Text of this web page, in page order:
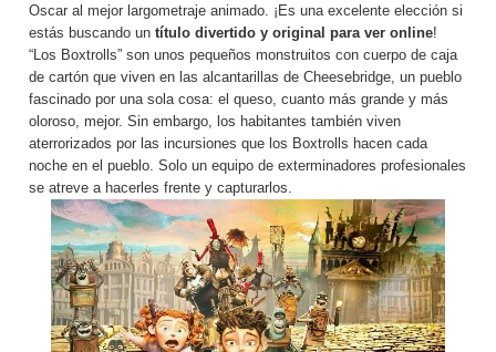
Oscar al mejor largometraje animado. ¡Es una excelente elección si
estás buscando un título divertido y original para ver online!
“Los Boxtrolls” son unos pequeños monstruitos con cuerpo de caja
de cartón que viven en las alcantarillas de Cheesebridge, un pueblo
fascinado por una sola cosa: el queso, cuanto más grande y más
oloroso, mejor. Sin embargo, los habitantes también viven
aterrorizados por las incursiones que los Boxtrolls hacen cada
noche en el pueblo. Solo un equipo de exterminadores profesionales
se atreve a hacerles frente y capturarlos.